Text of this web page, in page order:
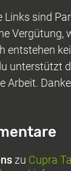
Links sind
Vergütung,
entstehen
unterstützt
Arbeit.
zu Cupra